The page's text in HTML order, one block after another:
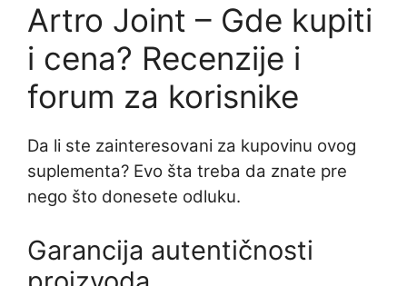
Artro Joint – Gde kupiti
i cena? Recenzije i
forum za korisnike
Da li ste zainteresovani za kupovinu ovog
suplementa? Evo šta treba da znate pre
nego što donesete odluku.
Garancija autentičnosti